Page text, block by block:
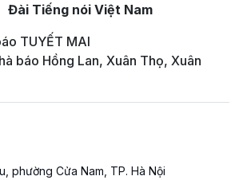
Đài Tiếng nói Việt Nam
TUYẾT MAI
báo Hồng Lan, Xuân Thọ, Xuân
phường Cửa Nam, TP. Hà Nội